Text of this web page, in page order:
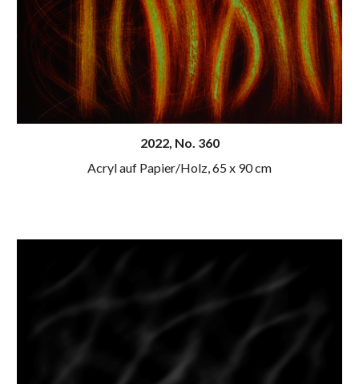
2022, No . 360
Acryl auf Papier/Holz, 65 x 90 cm